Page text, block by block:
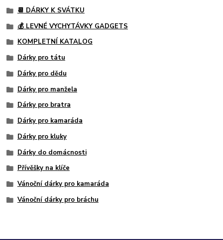
📆 DÁRKY K SVÁTKU
💰 LEVNÉ VYCHYTÁVKY GADGETS
KOMPLETNÍ KATALOG
Dárky pro tátu
Dárky pro dědu
Dárky pro manžela
Dárky pro bratra
Dárky pro kamaráda
Dárky pro kluky
Dárky do domácnosti
Přívěšky na klíče
Vánoční dárky pro kamaráda
Vánoční dárky pro bráchu